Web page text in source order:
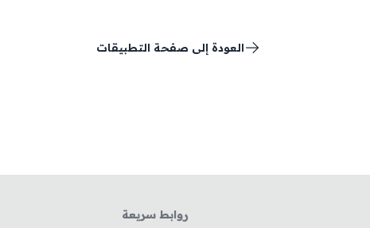
العودة إلى صفحة التطبيقات
روابط سريعة